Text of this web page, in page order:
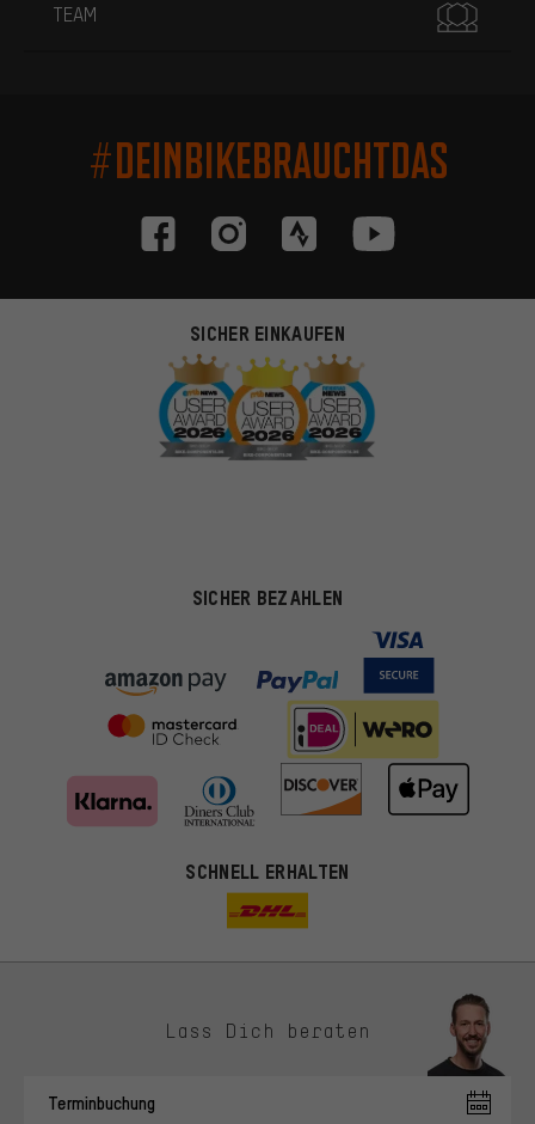
TEAM
#DEINBIKEBRAUCHTDAS
SICHER EINKAUFEN
SICHER BEZAHLEN
SCHNELL ERHALTEN
Lass Dich beraten
Terminbuchung
Du bekommst, statt zufälliger Werbung, genauer passende
Angebote von uns. Diese Cookies helfen uns, Deine Interessen